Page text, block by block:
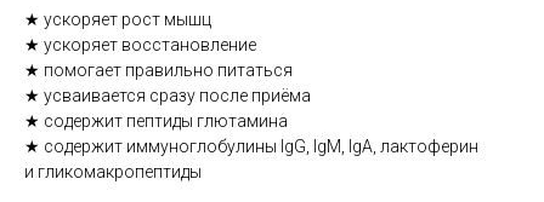
★ ускоряет рост мышц
★ ускоряет восстановление
★ помогает правильно питаться
★ усваивается сразу после приёма
★ содержит пептиды глютамина
★ содержит иммуноглобулины IgG, IgM, IgA, лактоферин
и гликомакропептиды